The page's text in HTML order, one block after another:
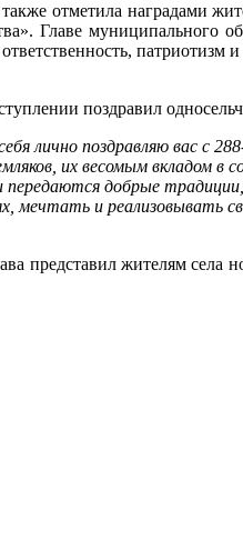
также отметила
Главе муниципального
патриотизм
поздравил
поздравляю вас с
их весомым вкладом в
добрые
мечтать и
представил жителям